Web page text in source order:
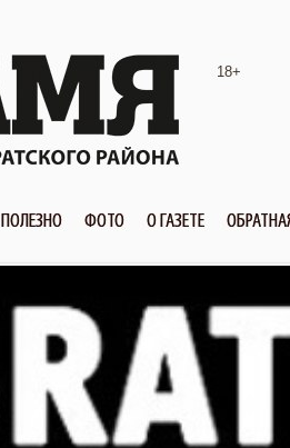
18+
ПОЛЕЗНО ФОТО О ГАЗЕТЕ